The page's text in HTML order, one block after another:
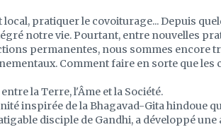
pratiquer le covoiturage... Depuis
notre vie. Pourtant, entre nouvelles
permanentes, nous sommes encore
Comment faire en sorte que les
la Terre, l'Âme et la Société.
inspirée de la Bhagavad-Gita hindoue
disciple de Gandhi, a développé une